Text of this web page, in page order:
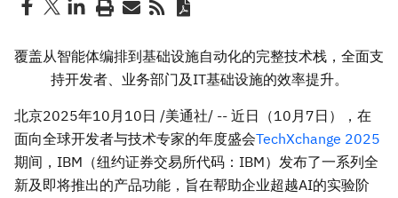
覆盖从智能体编排到基础设施自动化的完整技术栈，全面支
持开发者、业务部门及 IT基础设施的效率提升。
北京2025年10月10日 /美通社/ -- 近日（10月7日），在
面向全球开发者与技术专家的年度盛会TechXchange 2025
期间，IBM（纽约证券交易所代码：IBM）发布了一系列全
新及即将推出的产品功能，旨在帮助企业超越AI的实验阶